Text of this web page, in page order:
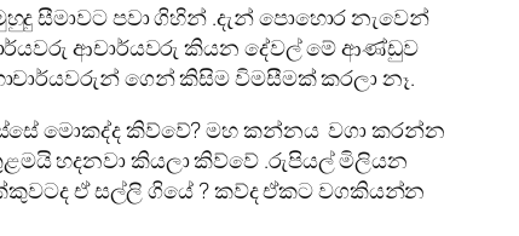
සීමාවට පවා ගිහින් .දැන් පොහොර නැවෙන්
ආචාර්යවරු කියන දේවල් මේ ආණ්ඩුව
ගෙන් කිසිම විමසීමක් කරලා නෑ.
මොකද්ද කිව්වේ? මහ කන්නය වගා කරන්න
හදනවා කියලා කිව්වේ .රුපියල් මිලියන
ඒ සල්ලි ගියේ ? කව්ද ඒකට වගකියන්න